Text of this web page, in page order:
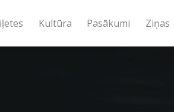
Kultūra Pasākumi Ziņas